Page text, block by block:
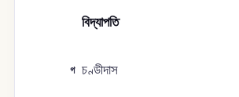
বিদ্যাপতি
গ চণ্ডীদাস